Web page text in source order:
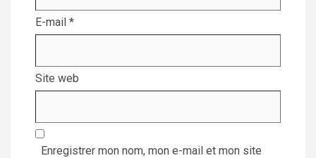
E-mail *
Site web
Enregistrer mon nom, mon e-mail et mon site